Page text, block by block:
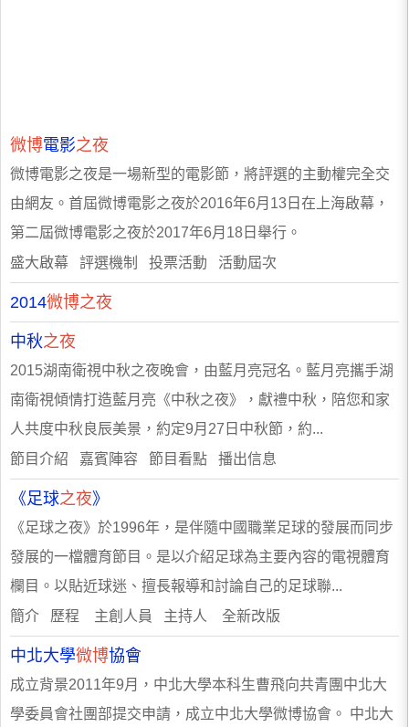
微博電影之夜
微博電影之夜是一場新型的電影節，將評選的主動權完全交
由網友。首屆微博電影之夜於2016年6月13日在上海啟幕，
第二屆微博電影之夜於2017年6月18日舉行。
盛大啟幕 評選機制 投票活動 活動屆次
2014微博之夜
中秋之夜
2015湖南衛視中秋之夜晚會，由藍月亮冠名。藍月亮攜手湖
南衛視傾情打造藍月亮《中秋之夜》，獻禮中秋，陪您和家
人共度中秋良辰美景，約定9月27日中秋節，約...
節目介紹 嘉賓陣容 節目看點 播出信息
《足球之夜》
《足球之夜》於1996年，是伴隨中國職業足球的發展而同步
發展的一檔體育節目。是以介紹足球為主要內容的電視體育
欄目。以貼近球迷、擅長報導和討論自己的足球聯...
簡介 歷程 主創人員 主持人 全新改版
中北大學微博協會
成立背景2011年9月，中北大學本科生曹飛向共青團中北大
學委員會社團部提交申請，成立中北大學微博協會。 中北大